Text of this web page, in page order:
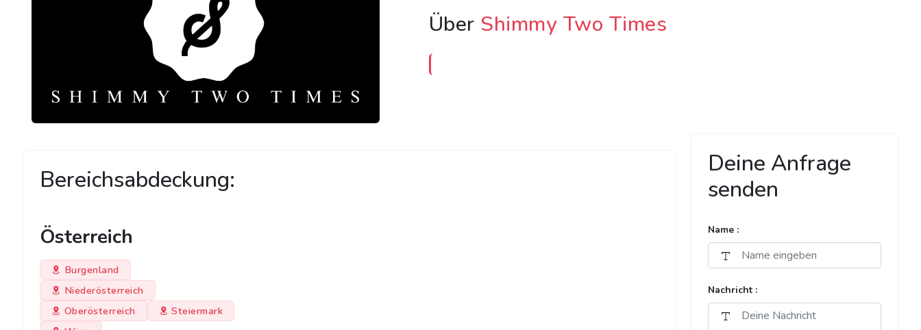
Über Shimmy Two Times
Bereichsabdeckung:
Österreich
Burgenland
Niederösterreich
Oberösterreich
Steiermark
Deine Anfrage
senden
Name :
Nachricht :